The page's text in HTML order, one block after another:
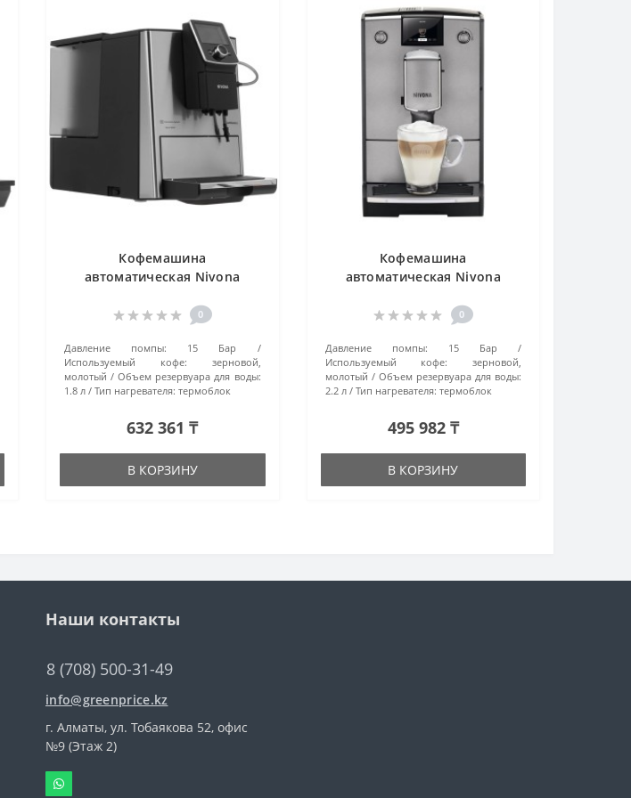
Кофемашина
автоматическая Nivona
серебристый
0
Давление помпы:
15 Бар
Используемый кофе:
зерновой,
молотый
Объем резервуара для воды:
1.8 л
Тип нагревателя: термоблок
632 361 ₸
В КОРЗИНУ
Кофемашина
автоматическая Nivona
серебро
0
Давление помпы:
15 Бар
Используемый кофе:
зерновой,
молотый
Объем резервуара для воды:
2.2 л
Тип нагревателя: термоблок
495 982 ₸
В КОРЗИНУ
Наши контакты
8 (708) 500-31-49
info@greenprice.kz
г. Алматы, ул. Тобаякова 52, офис
№9 (Этаж 2)